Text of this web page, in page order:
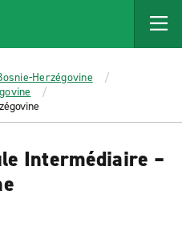
Herzégovine
Intermédiaire –